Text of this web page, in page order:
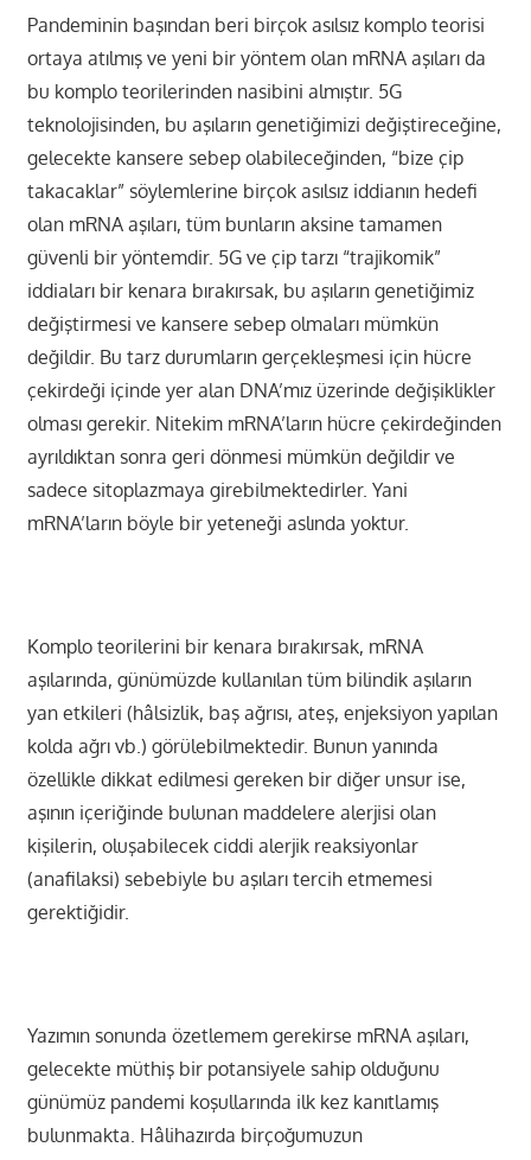
Pandeminin başından beri birçok asılsız komplo teorisi
ortaya atılmış ve yeni bir yöntem olan mRNA aşıları da
bu komplo teorilerinden nasibini almıştır. 5G
teknolojisinden, bu aşıların genetiğimizi değiştireceğine,
gelecekte kansere sebep olabileceğinden, “bize çip
takacaklar” söylemlerine birçok asılsız iddianın hedefi
olan mRNA aşıları, tüm bunların aksine tamamen
güvenli bir yöntemdir. 5G ve çip tarzı “trajikomik”
iddiaları bir kenara bırakırsak, bu aşıların genetiğimiz
değiştirmesi ve kansere sebep olmaları mümkün
değildir. Bu tarz durumların gerçekleşmesi için hücre
çekirdeği içinde yer alan DNA’mız üzerinde değişiklikler
olması gerekir. Nitekim mRNA’ların hücre çekirdeğinden
ayrıldıktan sonra geri dönmesi mümkün değildir ve
sadece sitoplazmaya girebilmektedirler. Yani
mRNA’ların böyle bir yeteneği aslında yoktur.
Komplo teorilerini bir kenara bırakırsak, mRNA
aşılarında, günümüzde kullanılan tüm bilindik aşıların
yan etkileri (hâlsizlik, baş ağrısı, ateş, enjeksiyon yapılan
kolda ağrı vb.) görülebilmektedir. Bunun yanında
özellikle dikkat edilmesi gereken bir diğer unsur ise,
aşının içeriğinde bulunan maddelere alerjisi olan
kişilerin, oluşabilecek ciddi alerjik reaksiyonlar
(anafilaksi) sebebiyle bu aşıları tercih etmemesi
gerektiğidir.
Yazımın sonunda özetlemem gerekirse mRNA aşıları,
gelecekte müthiş bir potansiyele sahip olduğunu
günümüz pandemi koşullarında ilk kez kanıtlamış
bulunmakta. Hâlihazırda birçoğumuzun